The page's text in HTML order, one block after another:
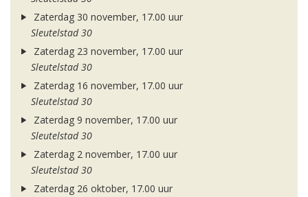
Zaterdag 30 november, 17.00 uur
Sleutelstad 30
Zaterdag 23 november, 17.00 uur
Sleutelstad 30
Zaterdag 16 november, 17.00 uur
Sleutelstad 30
Zaterdag 9 november, 17.00 uur
Sleutelstad 30
Zaterdag 2 november, 17.00 uur
Sleutelstad 30
Zaterdag 26 oktober, 17.00 uur